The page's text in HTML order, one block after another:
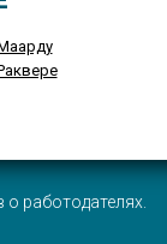
о работодателях.